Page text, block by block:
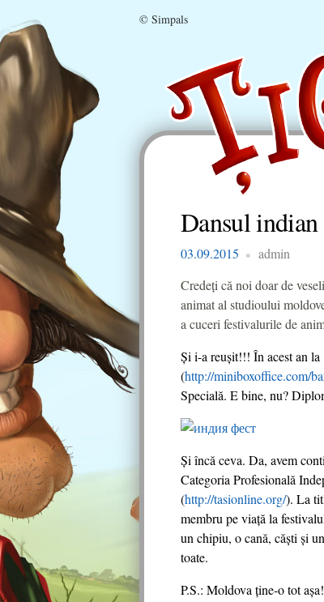
© Simpals
Dansul
03.09.2015
admin
Credeţi că noi doar de
animat al studioului
a cuceri festivalurile de
Și i-a reușit!!! În acest an
(http://miniboxoffice.com/
Specială. E bine, nu?
Și încă ceva. Da, avem
Categoria Profesională
(http://tasionline.org/). La
membru pe viaţă la
un chipiu, o cană, căşti și
toate.
P.S.: Moldova ține-o tot